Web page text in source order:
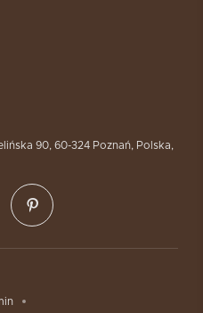
90, 60-324 Poznań, Polska,